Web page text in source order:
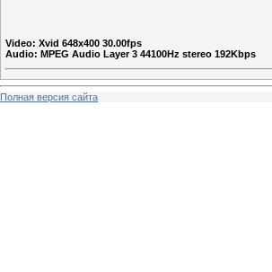
Video: Xvid 648x400 30.00fps
Audio: MPEG Audio Layer 3 44100Hz stereo 192Kbps
Полная версия сайта